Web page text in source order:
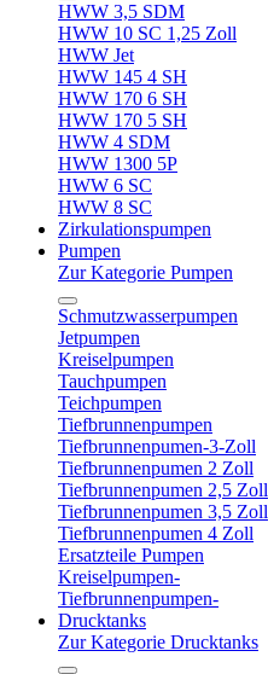
HWW 3,5 SDM
HWW 10 SC 1,25 Zoll
HWW Jet
HWW 145 4 SH
HWW 170 6 SH
HWW 170 5 SH
HWW 4 SDM
HWW 1300 5P
HWW 6 SC
HWW 8 SC
Zirkulationspumpen
Pumpen
Zur Kategorie Pumpen
Schmutzwasserpumpen
Jetpumpen
Kreiselpumpen
Tauchpumpen
Teichpumpen
Tiefbrunnenpumpen
Tiefbrunnenpumen-3-Zoll
Tiefbrunnenpumen 2 Zoll
Tiefbrunnenpumen 2,5 Zoll
Tiefbrunnenpumen 3,5 Zoll
Tiefbrunnenpumen 4 Zoll
Ersatzteile Pumpen
Kreiselpumpen-
Tiefbrunnenpumpen-
Drucktanks
Zur Kategorie Drucktanks